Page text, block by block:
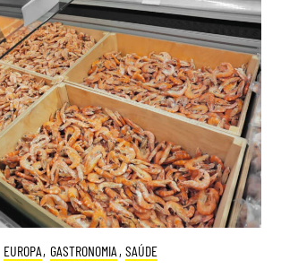
EUROPA, GASTRONOMIA , SAÚDE